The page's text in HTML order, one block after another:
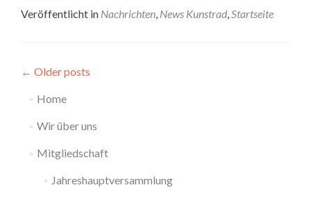
about
Elite
Veröffentlicht in Nachrichten, News Kunstrad,Startseite
← Older posts
Home
Wir über uns
Mitgliedschaft
Jahreshauptversammlung